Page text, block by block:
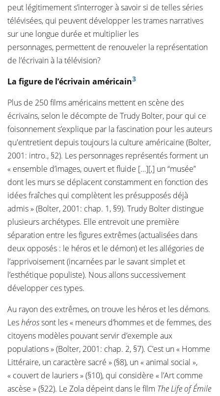
peut légitimement s’interroger à savoir si de telles séries
télévisées, qui peuvent développer les trames narratives
sur une longue durée et multiplier les
personnages, permettent de renouveler la représentation
de l’écrivain à la télévision?
La figure de l’écrivain américain3
Plus de 250 films américains mettent en scène des
écrivains, selon le décompte de Trudy Bolter, pour qui ce
foisonnement s’explique par la fascination pour les auteurs
qu'entretient depuis toujours la culture américaine (Bolter,
2001: intro., §2). Les personnages représentés forment un
« ensemble d’images, ouvert et fluide […][,] un “musée”
dont les murs se déplacent constamment en fonction des
idées fraîches qui complètent les présupposés déjà
admis » (Bolter, 2001: chap. 1, §9). Trudy Bolter distingue
plusieurs archétypes. Elle entrevoit une première
séparation entre les figures extrêmes (actualisées dans
deux opposés : le héros et le démon) et les allégories de
l’apprivoisement (incarnées par le savant simplet et
l’esthétique populiste). Nous allons successivement
développer ces types.
Au rayon des extrêmes, on trouve les héros et les démons.
Leshérossont les « meneurs d’hommes et de femmes, des
citoyens modèles pouvant servir d’exemple aux
populations » (Bolter, 2001: chap. 2, §7). C’est un « Homme
Littéraire, un caractère sacré » (§8), un « animal social »,
« couvert de lauriers » (§10), qui considère « l’Art comme
ascèse » (§22). Le Zola dépeint dans le film The Life of Émile